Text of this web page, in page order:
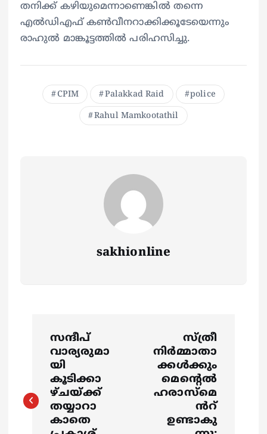
തനിക്ക് കഴിയുമെന്നാണെങ്കില്‍ തന്നെ
എല്‍ഡിഎഫ് കണ്‍വീനറാക്കിക്കൂടേയെന്നും
രാഹുല്‍ മാങ്കൂട്ടത്തില്‍ പരിഹസിച്ചു.
CPIM Palakkad Raid police
Rahul Mamkootathil
sakhionline
s
t
സന്ദീപ്
വാര്യരുമാ
യി
കൂടിക്കാ
ഴ്ചയ്ക്ക്
തയ്യാറാ
കാതെ
സ്ത്രീ
നിർമ്മാതാ
ക്കൾക്കും
മെന്റെൽ
ഹരാസ്മെ
ൻറ്
ഉണ്ടാകു